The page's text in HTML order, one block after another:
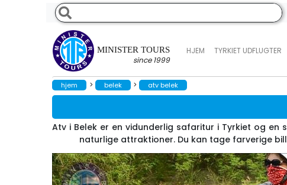
MINISTER TOURS
since 1999
HJEM TYRKIET UDFLUGTER
hjem > belek > atv belek
Atv i Belek er en vidunderlig safaritur i Tyrkiet og
naturlige attraktioner. Du kan tage farverige